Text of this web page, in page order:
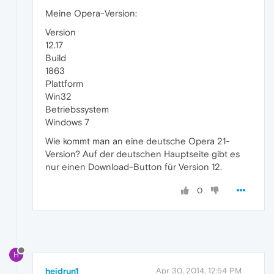
Meine Opera-Version:
Version
12.17
Build
1863
Plattform
Win32
Betriebssystem
Windows 7
Wie kommt man an eine deutsche Opera 21-
Version? Auf der deutschen Hauptseite gibt es
nur einen Download-Button für Version 12.
0
H
heidrun1 Apr 30, 2014, 12:54 PM